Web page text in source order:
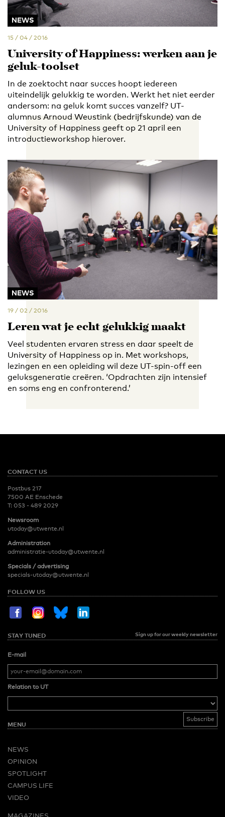
NEWS
15 / 04 / 2016
University of Happiness: werken aan je
geluk-toolset
In de zoektocht naar succes hoopt iedereen
uiteindelijk gelukkig te worden. Werkt het niet eerder
andersom: na geluk komt succes vanzelf? UT-
alumnus Arnoud Weustink (bedrijfskunde) van de
University of Happiness geeft op 21 april een
introductieworkshop hierover.
NEWS
19 / 02 / 2016
Leren wat je echt gelukkig maakt
Veel studenten ervaren stress en daar speelt de
University of Happiness op in. Met workshops,
lezingen en een opleiding wil deze UT-spin-off een
geluksgeneratie creëren. ‘Opdrachten zijn intensief
en soms eng en confronterend.’
CONTACT US
Postbus 217
7500 AE Enschede
T: 053 - 489 2029
Newsroom
utoday@utwente.nl
Administration
administratie-utoday@utwente.nl
Specials / advertising
specials-utoday@utwente.nl
FOLLOW US
STAY TUNED Sign up for our weekly newsletter
E-mail
Relation to UT
MENU
NEWS
OPINION
SPOTLIGHT
CAMPUS LIFE
VIDEO